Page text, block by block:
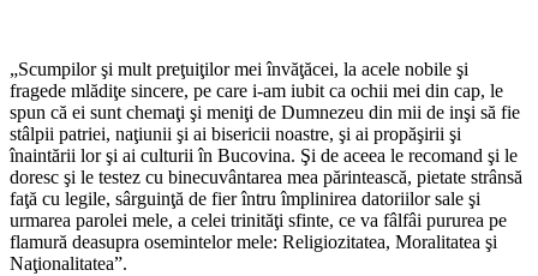
„Scumpilor şi mult preţuiţilor mei învăţăcei, la acele nobile şi
fragede mlădiţe sincere, pe care i-am iubit ca ochii mei din cap, le
spun că ei sunt chemaţi şi meniţi de Dumnezeu din mii de inşi să fie
stâlpii patriei, naţiunii şi ai bisericii noastre, şi ai propăşirii şi
înaintării lor şi ai culturii în Bucovina. Şi de aceea le recomand şi le
doresc şi le testez cu bine­cuvântarea mea părintească, pietate strânsă
faţă cu legile, sârguinţă de fier întru împlinirea datoriilor sale şi
urmarea parolei mele, a celei trinităţi sfinte, ce va fâlfâi pururea pe
flamură deasupra osemintelor mele: Religiozitatea, Moralitatea şi
Naţionalitatea”.